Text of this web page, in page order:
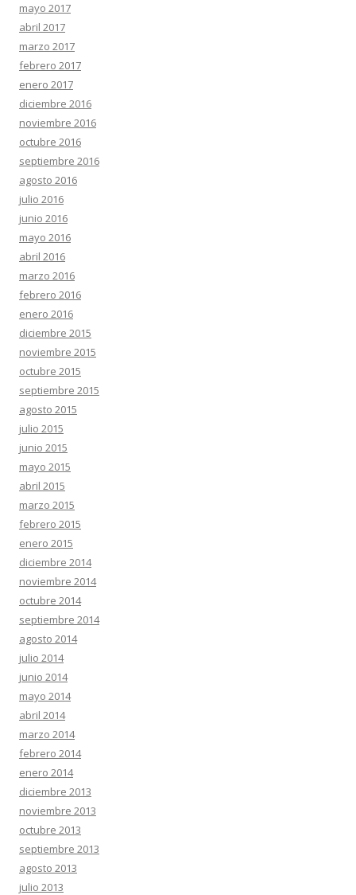
mayo 2017
abril 2017
marzo 2017
febrero 2017
enero 2017
diciembre 2016
noviembre 2016
octubre 2016
septiembre 2016
agosto 2016
julio 2016
junio 2016
mayo 2016
abril 2016
marzo 2016
febrero 2016
enero 2016
diciembre 2015
noviembre 2015
octubre 2015
septiembre 2015
agosto 2015
julio 2015
junio 2015
mayo 2015
abril 2015
marzo 2015
febrero 2015
enero 2015
diciembre 2014
noviembre 2014
octubre 2014
septiembre 2014
agosto 2014
julio 2014
junio 2014
mayo 2014
abril 2014
marzo 2014
febrero 2014
enero 2014
diciembre 2013
noviembre 2013
octubre 2013
septiembre 2013
agosto 2013
julio 2013